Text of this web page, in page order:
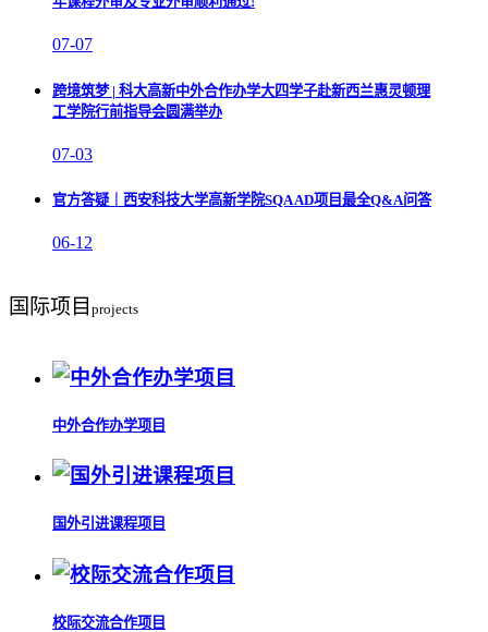
07-07
跨境筑梦 | 科大高新中外合作办学大四学子赴新西兰惠灵顿理
工学院行前指导会圆满举办
07-03
官方答疑｜西安科技大学高新学院SQA AD项目最全Q&A问答
06-12
国际项目 projects
中外合作办学项目
国外引进课程项目
校际交流合作项目